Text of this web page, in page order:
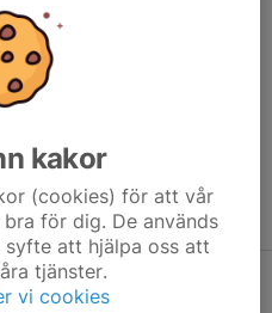
kakor
(cookies) för att vår
för dig. De används
att hjälpa oss att
tjänster.
vi cookies